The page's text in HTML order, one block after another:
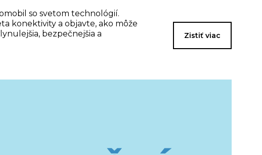
so svetom technológií.
konektivity a objavte, ako môže
bezpečnejšia a
Zistiť viac